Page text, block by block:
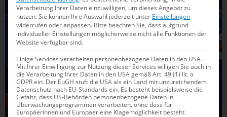
SCHWIMMEN
Verarbeitung Ihrer Daten einzuwilligen, um dieses Angebot zu
nutzen.Sie können Ihre Auswahl jederzeit unter Einstellungen
widerrufen oder anpassen. Bitte beachten Sie, dass aufgrund
individueller Einstellungen möglicherweise nicht alle Funktionen der
Website verfügbar sind.
Einige Services verarbeiten personenbezogene Daten in den USA.
Mit Ihrer Einwilligung zur Nutzung dieser Services willigen Sie auch in
die Verarbeitung Ihrer Daten in den USA gemäß Art. 49 (1) lit. a
GDPR ein. Der EuGH stuft die USA als ein Land mit unzureichendem
Datenschutz nach EU-Standards ein. Es besteht beispielsweise die
Gefahr, dass US-Behörden personenbezogene Daten in
Überwachungsprogrammen verarbeiten, ohne dass für
Europäerinnen und Europäer eine Klagemöglichkeit besteht.